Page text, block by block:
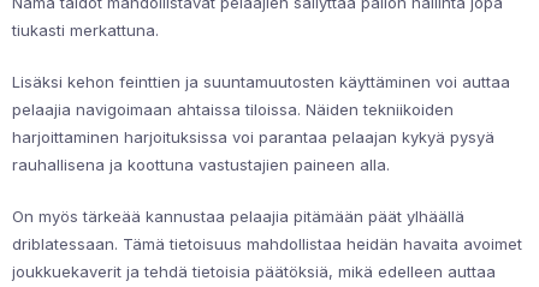
tiukasti merkattuna.
Lisäksi kehon feinttien ja suuntamuutosten käyttäminen voi auttaa
pelaajia navigoimaan ahtaissa tiloissa. Näiden tekniikoiden
harjoittaminen harjoituksissa voi parantaa pelaajan kykyä pysyä
rauhallisena ja koottuna vastustajien paineen alla.
On myös tärkeää kannustaa pelaajia pitämään päät ylhäällä
driblatessaan. Tämä tietoisuus mahdollistaa heidän havaita avoimet
joukkuekaverit ja tehdä tietoisia päätöksiä, mikä edelleen auttaa